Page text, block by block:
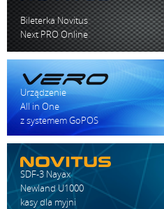
Bileterka Novitus
Next PRO Online
Urządzenie
All in One
z systemem GoPOS
SDF-3 Nayax
Newland U1000
kasy dla myjni